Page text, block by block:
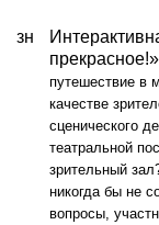
зн
путешествие в
качестве
сценического
театральной
зрительный
никогда бы не
вопросы,